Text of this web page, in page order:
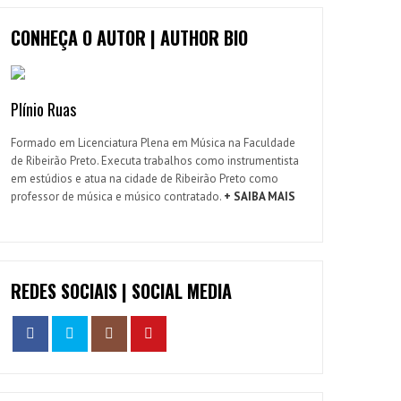
CONHEÇA O AUTOR | AUTHOR BIO
Plínio Ruas
Formado em Licenciatura Plena em Música na Faculdade
de Ribeirão Preto. Executa trabalhos como instrumentista
em estúdios e atua na cidade de Ribeirão Preto como
professor de música e músico contratado. + SAIBA MAIS
REDES SOCIAIS | SOCIAL MEDIA